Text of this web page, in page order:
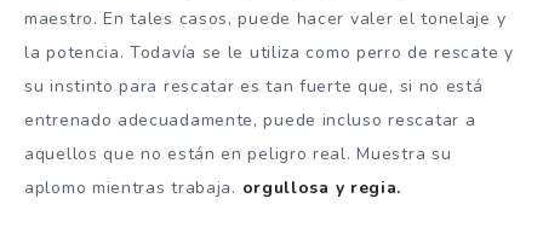
maestro. En tales casos, puede hacer valer el tonelaje y
la potencia. Todavía se le utiliza como perro de rescate y
su instinto para rescatar es tan fuerte que, si no está
entrenado adecuadamente, puede incluso rescatar a
aquellos que no están en peligro real. Muestra su
aplomo mientras trabaja. orgullosa y regia.